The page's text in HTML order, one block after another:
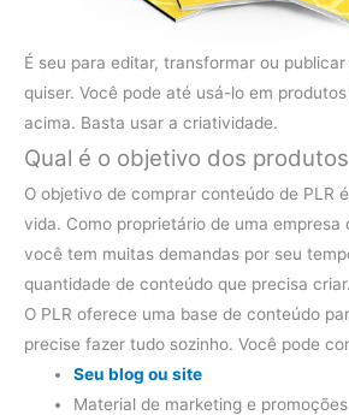
É seu para editar, transformar ou
quiser. Você pode até usá-lo em
acima. Basta usar a criatividade.
Qual é o objetivo dos produtos
O objetivo de comprar conteúdo de PLR
vida. Como proprietário de uma empresa
você tem muitas demandas por seu
quantidade de conteúdo que precisa criar.
O PLR oferece uma base de conteúdo
precise fazer tudo sozinho. Você pode
Seu blog ou site
Material de marketing e promoções